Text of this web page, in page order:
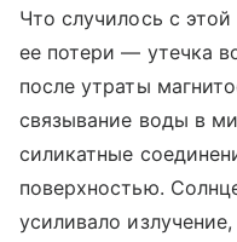
Что случилось с
ее потери — утечка
после утраты
связывание воды в
силикатные
поверхностью.
усиливало